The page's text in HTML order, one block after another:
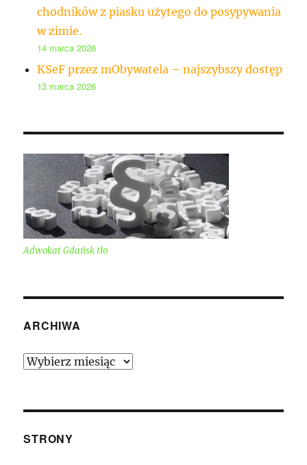
chodników z piasku użytego do posypywania
w zimie.
14 marca 2026
KSeF przez mObywatela – najszybszy dostęp
13 marca 2026
Adwokat Gdańsk tło
ARCHIWA
Archiwa
STRONY